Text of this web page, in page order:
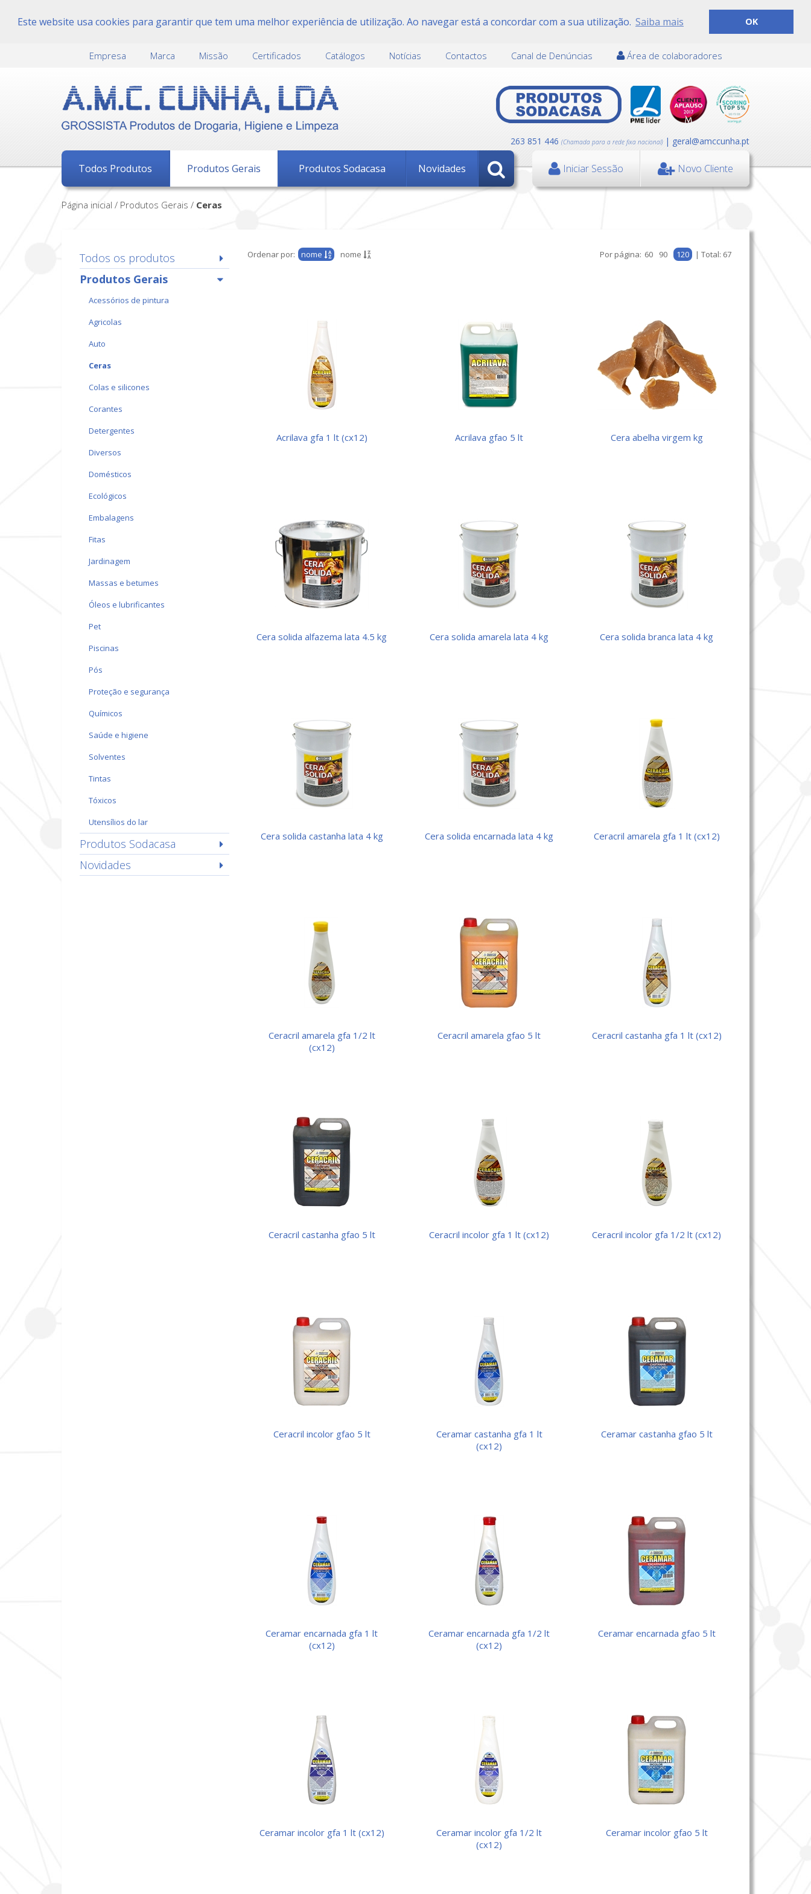
Este website usa cookies para garantir que tem uma melhor experiência de utilização. Ao navegar está a concordar com a sua utilização. Saiba mais OK
Empresa Marca Missão Certificados Catálogos Notícias Contactos Canal de Denúncias Área de colaboradores
263 851 446 (Chamada para a rede fixa nacional) | geral@amccunha.pt
Todos Produtos Produtos Gerais Produtos Sodacasa Novidades Iniciar Sessão Novo Cliente
Página inicial / Produtos Gerais / ceras
Todos os produtos
Produtos Gerais
acessórios de pintura
agricolas
auto
ceras
colas e silicones
corantes
detergentes
diversos
domésticos
ecológicos
embalagens
fitas
jardinagem
massas e betumes
óleos e lubrificantes
pet
piscinas
pós
proteção e segurança
químicos
saúde e higiene
solventes
tintas
tóxicos
utensílios do lar
Produtos Sodacasa
Novidades
Ordenar por: nome nome Por página: 60 90 120 | Total: 67
acrilava gfa 1 lt (cx12) acrilava gfao 5 lt cera abelha virgem kg
cera solida alfazema lata 4.5 kg cera solida amarela lata 4 kg cera solida branca lata 4 kg
cera solida castanha lata 4 kg cera solida encarnada lata 4 kg ceracril amarela gfa 1 lt (cx12)
ceracril amarela gfa 1/2 lt
(cx12)
ceracril amarela gfao 5 lt ceracril castanha gfa 1 lt (cx12)
ceracril castanha gfao 5 lt ceracril incolor gfa 1 lt (cx12) ceracril incolor gfa 1/2 lt (cx12)
ceracril incolor gfao 5 lt
ceramar castanha gfa 1 lt
(cx12)
ceramar castanha gfao 5 lt
ceramar encarnada gfa 1 lt
(cx12)
ceramar encarnada gfa 1/2 lt
(cx12)
ceramar encarnada gfao 5 lt
ceramar incolor gfa 1 lt (cx12)
ceramar incolor gfa 1/2 lt
(cx12)
ceramar incolor gfao 5 lt